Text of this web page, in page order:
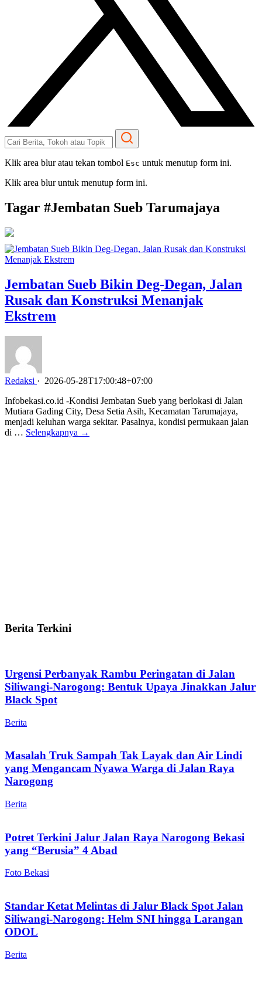
Klik area blur atau tekan tombol Esc untuk menutup form ini.
Klik area blur untuk menutup form ini.
Tagar #Jembatan Sueb Tarumajaya
Jembatan Sueb Bikin Deg-Degan, Jalan
Rusak dan Konstruksi Menanjak
Ekstrem
Redaksi · 2026-05-28T17:00:48+07:00
Infobekasi.co.id -Kondisi Jembatan Sueb yang berlokasi di Jalan
Mutiara Gading City, Desa Setia Asih, Kecamatan Tarumajaya,
menjadi keluhan warga sekitar. Pasalnya, kondisi permukaan jalan
di … Selengkapnya →
Berita Terkini
Urgensi Perbanyak Rambu Peringatan di Jalan
Siliwangi-Narogong: Bentuk Upaya Jinakkan Jalur
Black Spot
Berita
Masalah Truk Sampah Tak Layak dan Air Lindi
yang Mengancam Nyawa Warga di Jalan Raya
Narogong
Berita
Potret Terkini Jalur Jalan Raya Narogong Bekasi
yang “Berusia” 4 Abad
Foto Bekasi
Standar Ketat Melintas di Jalur Black Spot Jalan
Siliwangi-Narogong: Helm SNI hingga Larangan
ODOL
Berita